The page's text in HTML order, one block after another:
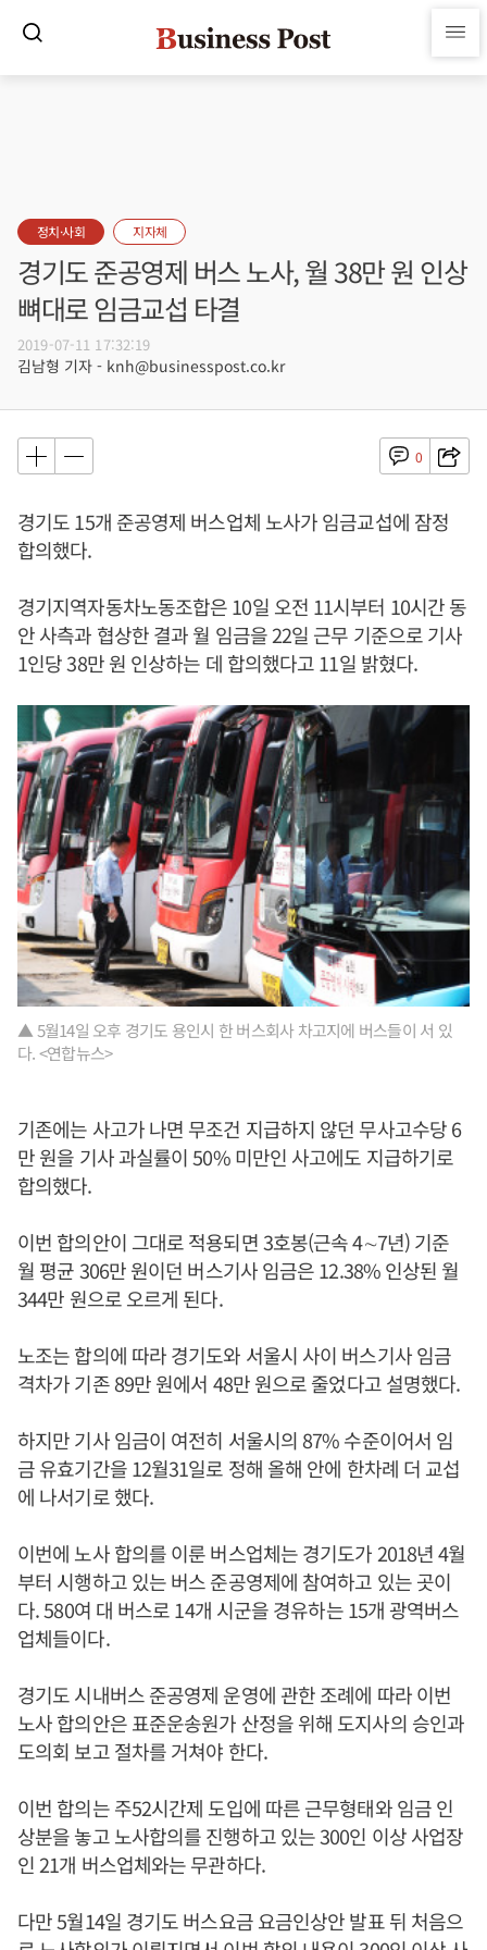
정치·사회 지자체
경기도 준공영제 버스 노사, 월 38만 원 인상
뼈대로 임금교섭 타결
2019-07-11 17:32:19
김남형 기자 - knh@businesspost.co.kr
0
경기도 15개 준공영제 버스업체 노사가 임금교섭에 잠정
합의했다.
경기지역자동차노동조합은 10일 오전 11시부터 10시간 동
안 사측과 협상한 결과 월 임금을 22일 근무 기준으로 기사
1인당 38만 원 인상하는 데 합의했다고 11일 밝혔다.
▲ 5월14일 오후 경기도 용인시 한 버스회사 차고지에 버스들이 서 있
다. <연합뉴스>
기존에는 사고가 나면 무조건 지급하지 않던 무사고수당 6
만 원을 기사 과실률이 50% 미만인 사고에도 지급하기로
합의했다.
이번 합의안이 그대로 적용되면 3호봉(근속 4∼7년) 기준
월 평균 306만 원이던 버스기사 임금은 12.38% 인상된 월
344만 원으로 오르게 된다.
노조는 합의에 따라 경기도와 서울시 사이 버스기사 임금
격차가 기존 89만 원에서 48만 원으로 줄었다고 설명했다.
하지만 기사 임금이 여전히 서울시의 87% 수준이어서 임
금 유효기간을 12월31일로 정해 올해 안에 한차례 더 교섭
에 나서기로 했다.
이번에 노사 합의를 이룬 버스업체는 경기도가 2018년 4월
부터 시행하고 있는 버스 준공영제에 참여하고 있는 곳이
다. 580여 대 버스로 14개 시군을 경유하는 15개 광역버스
업체들이다.
경기도 시내버스 준공영제 운영에 관한 조례에 따라 이번
노사 합의안은 표준운송원가 산정을 위해 도지사의 승인과
도의회 보고 절차를 거쳐야 한다.
이번 합의는 주52시간제 도입에 따른 근무형태와 임금 인
상분을 놓고 노사합의를 진행하고 있는 300인 이상 사업장
인 21개 버스업체와는 무관하다.
다만 5월14일 경기도 버스요금 요금인상안 발표 뒤 처음으